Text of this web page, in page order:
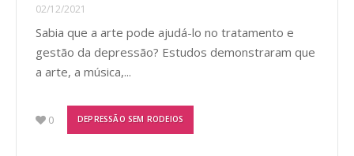
02/12/2021
Sabia que a arte pode ajudá-lo no tratamento e
gestão da depressão? Estudos demonstraram que
a arte, a música,...
0 DEPRESSÃO SEM RODEIOS